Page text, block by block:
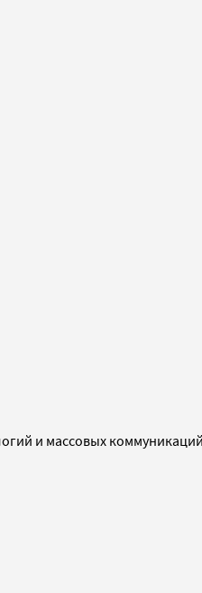
и массовых